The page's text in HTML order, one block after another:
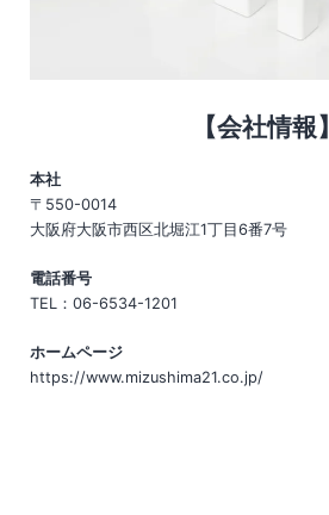
【会社情報】
本社
〒550-0014
大阪府大阪市西区北堀江1丁目6番7号
電話番号
TEL： 06-6534-1201
ホームページ
https://www.mizushima21.co.jp/